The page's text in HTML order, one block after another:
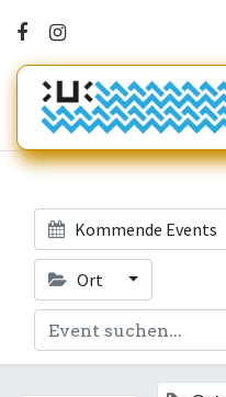
Kommende Events
Ort